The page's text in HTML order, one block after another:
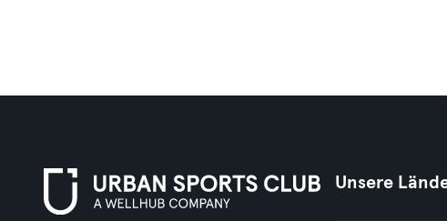
Unsere